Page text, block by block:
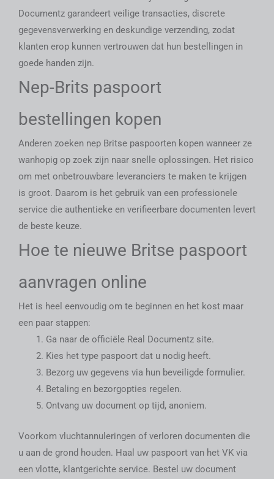
Documentz garandeert veilige transacties, discrete
gegevensverwerking en deskundige verzending, zodat
klanten erop kunnen vertrouwen dat hun bestellingen in
goede handen zijn.
Nep-Brits paspoort
bestellingen kopen
Anderen zoeken nep Britse paspoorten kopen wanneer ze
wanhopig op zoek zijn naar snelle oplossingen. Het risico
om met onbetrouwbare leveranciers te maken te krijgen
is groot. Daarom is het gebruik van een professionele
service die authentieke en verifieerbare documenten levert
de beste keuze.
Hoe te nieuwe Britse paspoort
aanvragen online
Het is heel eenvoudig om te beginnen en het kost maar
een paar stappen:
Ga naar de officiële Real Documentz site.
Kies het type paspoort dat u nodig heeft.
Bezorg uw gegevens via hun beveiligde formulier.
Betaling en bezorgopties regelen.
Ontvang uw document op tijd, anoniem.
Voorkom vluchtannuleringen of verloren documenten die
u aan de grond houden. Haal uw paspoort van het VK via
een vlotte, klantgerichte service. Bestel uw document